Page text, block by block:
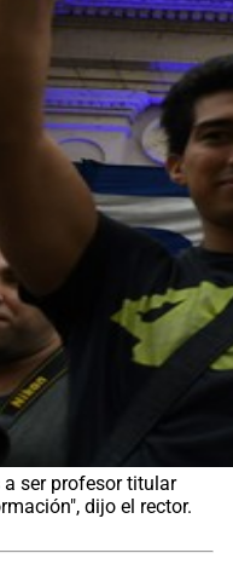
ser profesor titular
dijo el rector.